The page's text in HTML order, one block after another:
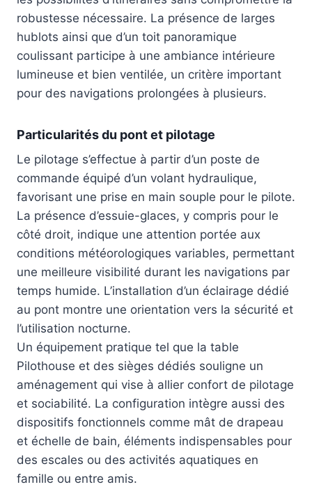
robustesse nécessaire. La présence de larges
hublots ainsi que d’un toit panoramique
coulissant participe à une ambiance intérieure
lumineuse et bien ventilée, un critère important
pour des navigations prolongées à plusieurs.
Particularités du pont et pilotage
Le pilotage s’effectue à partir d’un poste de
commande équipé d’un volant hydraulique,
favorisant une prise en main souple pour le pilote.
La présence d’essuie-glaces, y compris pour le
côté droit, indique une attention portée aux
conditions météorologiques variables, permettant
une meilleure visibilité durant les navigations par
temps humide. L’installation d’un éclairage dédié
au pont montre une orientation vers la sécurité et
l’utilisation nocturne.
Un équipement pratique tel que la table
Pilothouse et des sièges dédiés souligne un
aménagement qui vise à allier confort de pilotage
et sociabilité. La configuration intègre aussi des
dispositifs fonctionnels comme mât de drapeau
et échelle de bain, éléments indispensables pour
des escales ou des activités aquatiques en
famille ou entre amis.